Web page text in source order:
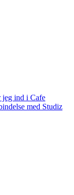
jeg ind i Cafe
med Studiz